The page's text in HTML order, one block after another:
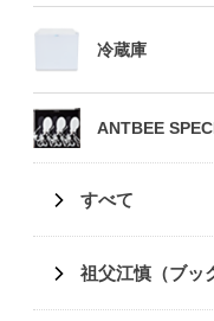
冷蔵庫
ANTBEE
すべて
祖父江慎（ブッ